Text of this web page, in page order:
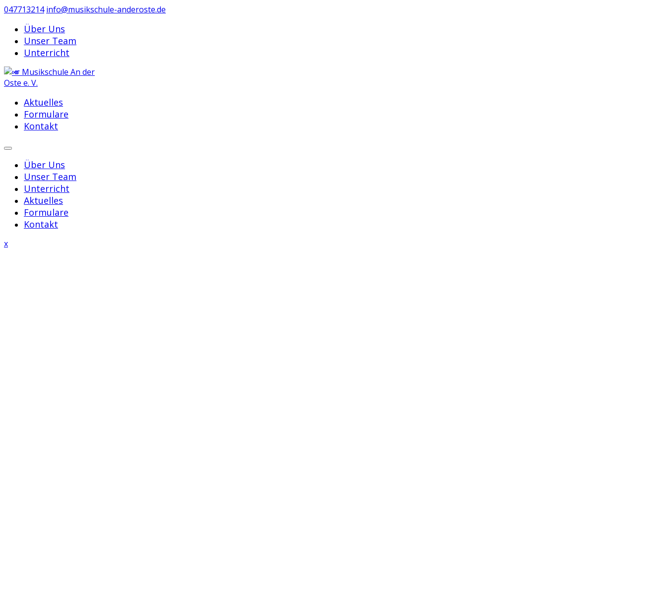
Skip
content
047713214 info@musikschule-anderoste.de
Über Uns
Unser Team
Unterricht
Aktuelles
Formulare
Kontakt
Über Uns
Unser Team
Unterricht
Aktuelles
Formulare
Kontakt
xClose